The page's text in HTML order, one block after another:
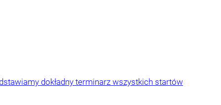
dokładny terminarz wszystkich startów